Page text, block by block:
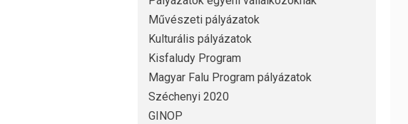
Művészeti pályázatok
Kulturális pályázatok
Kisfaludy Program
Magyar Falu Program pályázatok
Széchenyi 2020
GINOP